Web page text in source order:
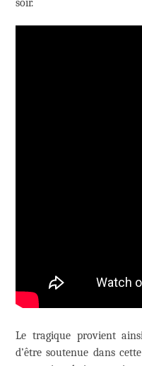
soir.
Le tragique provient
d’être soutenue dans